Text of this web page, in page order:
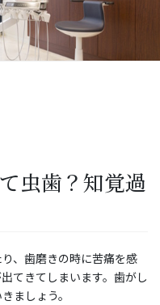
虫歯？知覚過
、歯磨きの時に苦痛を感
てきてしまいます。歯がし
ましょう。